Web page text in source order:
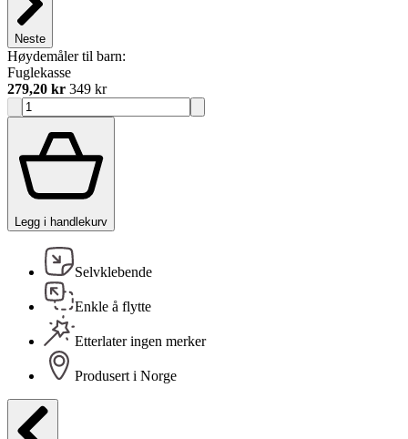
Neste
Høydemåler til barn:
Fuglekasse
279,20 kr 349 kr
Legg i handlekurv
Selvklebende
Enkle å flytte
Etterlater ingen merker
Produsert i Norge